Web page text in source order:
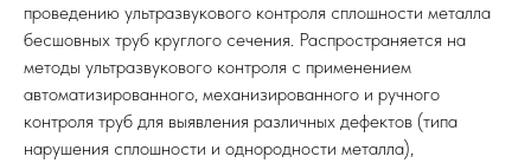
проведению ультразвукового контроля сплошности металла
бесшовных труб круглого сечения. Распространяется на
методы ультразвукового контроля с применением
автоматизированного, механизированного и ручного
контроля труб для выявления различных дефектов (типа
нарушения сплошности и однородности металла),